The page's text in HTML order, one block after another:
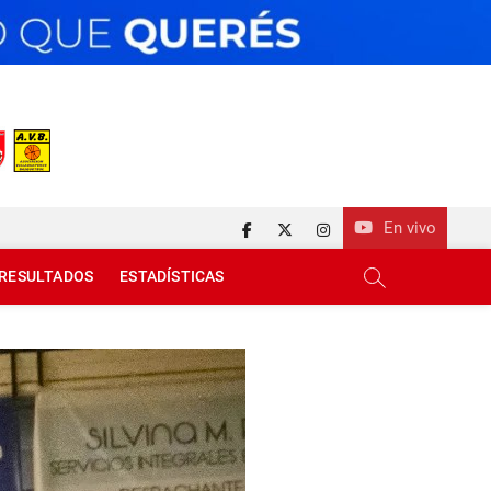
En vivo
facebook
twitterinstagram
RESULTADOS ESTADÍSTICAS